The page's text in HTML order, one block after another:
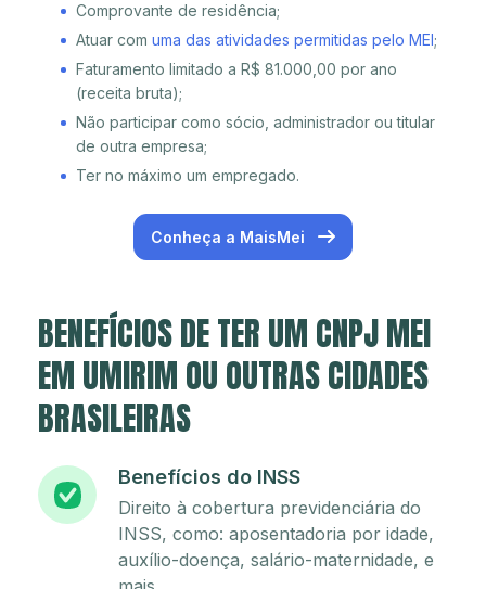
Comprovante de residência;
Atuar com uma das atividades permitidas pelo MEI;
Faturamento limitado a R$ 81.000,00 por ano
(receita bruta);
Não participar como sócio, administrador ou titular
de outra empresa;
Ter no máximo um empregado.
Conheça a MaisMei
BENEFÍCIOS DE TER UM CNPJ MEI
EM UMIRIM OU OUTRAS CIDADES
BRASILEIRAS
Benefícios do INSS
Direito à cobertura previdenciária do
INSS, como: aposentadoria por idade,
auxílio-doença, salário-maternidade, e